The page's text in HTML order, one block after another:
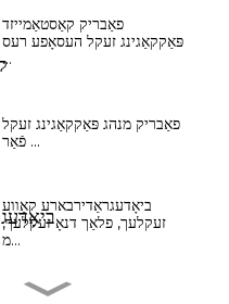
פאַבריק קאַסטאַמייזד
פּאַקקאַגינג זעקל העסאָפע רעס
...
פאַבריק מנהג פּאַקקאַגינג זעקל
פֿאַר ...
ביאָדעגראַדירבארע קאַווע
זעקלעך, פלאַך דנאָ זעקלעך,
מ...